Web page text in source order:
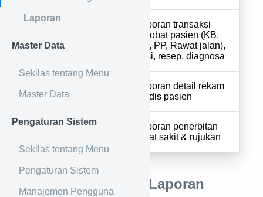
Laporan
Master Data
Sekilas tentang Menu
Master Data
Pengaturan Sistem
Sekilas tentang Menu
Pengaturan Sistem
Manajemen Pengguna
Laporan transaksi
berobat pasien (KB,
KK, PP, Rawat jalan),
aksi, resep, diagnosa
5
Pengobatan
Laporan detail rekam
medis pasien
Surat Sakit
Laporan penerbitan
surat sakit & rujukan
Cara Mendowload Laporan